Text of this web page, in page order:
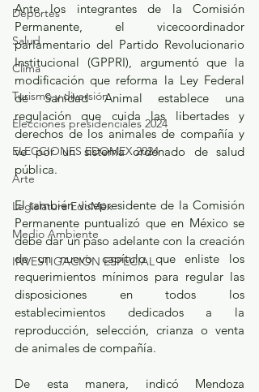
Deportes
Salud
Clima
Turismo y diversión
Elecciones presidenciales 2024
ELECCIONES EDOMEX 2024
Arte
Legislatura EdoMéx
Medio Ambiente
INVESTIGACIÓN ESPECIAL
Ante los integrantes de la Comisión
Permanente, el vicecoordinador
parlamentario del Partido Revolucionario
Institucional (GPPRI), argumentó que la
modificación que reforma la Ley Federal
de Sanidad Animal establece una
regulación que cuida las libertades y
derechos de los animales de compañía y
ve por un sistema ordenado de salud
pública.
El también vicepresidente de la Comisión
Permanente puntualizó que en México se
debe dar un paso adelante con la creación
de un nuevo capítulo que enliste los
requerimientos mínimos para regular las
disposiciones en todos los
establecimientos dedicados a la
reproducción, selección, crianza o venta
de animales de compañía.
De esta manera, indicó Mendoza